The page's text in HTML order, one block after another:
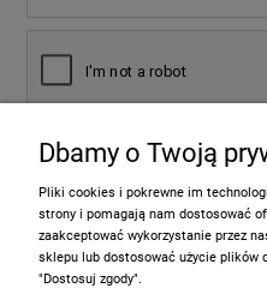
Dbamy o Twoją
Pliki cookies i pokrewne im
strony i pomagają nam dostosować
zaakceptować wykorzystanie przez
sklepu lub dostosować użycie plików
"Dostosuj zgody".